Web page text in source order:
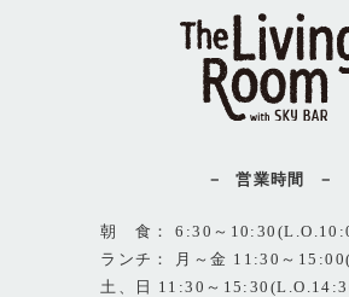
営業時間
朝 食： 6:30～
ランチ： 月～金 11:30～
土、日 11:30～